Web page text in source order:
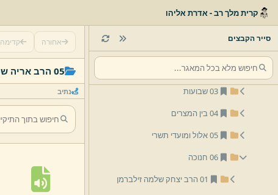
קרית מלך רב - אדרת אליהו
סייר הקבצים
שיעורי שמע
01 פסח
03 שבועות
05 אלול ומועדי תשרי
06 חנוכה
01 הרב יצחק שלמה זילברמן
אחורה קדימה
05 הרב אריה שפירא
נתיב